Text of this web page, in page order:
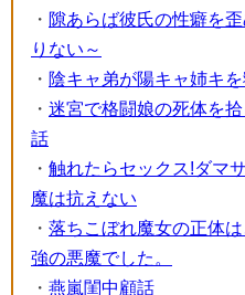
・ 隙あらば彼氏の性癖を
りない～
・ 陰キャ弟が陽キャ姉キ
・ 迷宮で格闘娘の死体を
話
・ 触れたらセックス!ダマ
魔は抗えない
・ 落ちこぼれ魔女の正体
強の悪魔でした。
・ 燕嵐閨中顧話